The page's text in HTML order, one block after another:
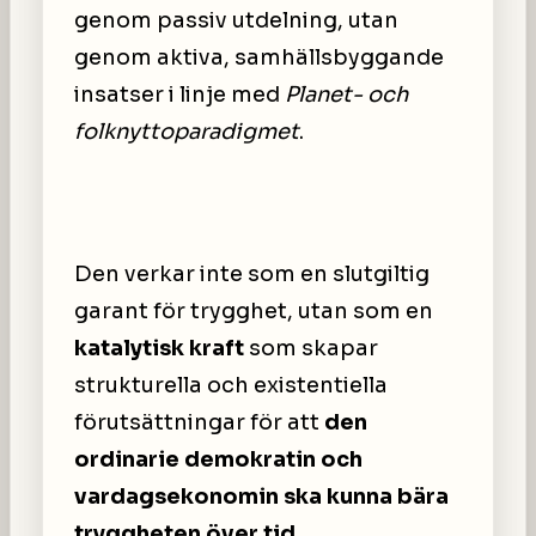
genom passiv utdelning, utan
genom aktiva, samhällsbyggande
insatser i linje med Planet- och
folknyttoparadigmet.
Den verkar inte som en slutgiltig
garant för trygghet, utan som en
katalytisk kraft som skapar
strukturella och existentiella
förutsättningar för att den
ordinarie demokratin och
vardagsekonomin ska kunna bära